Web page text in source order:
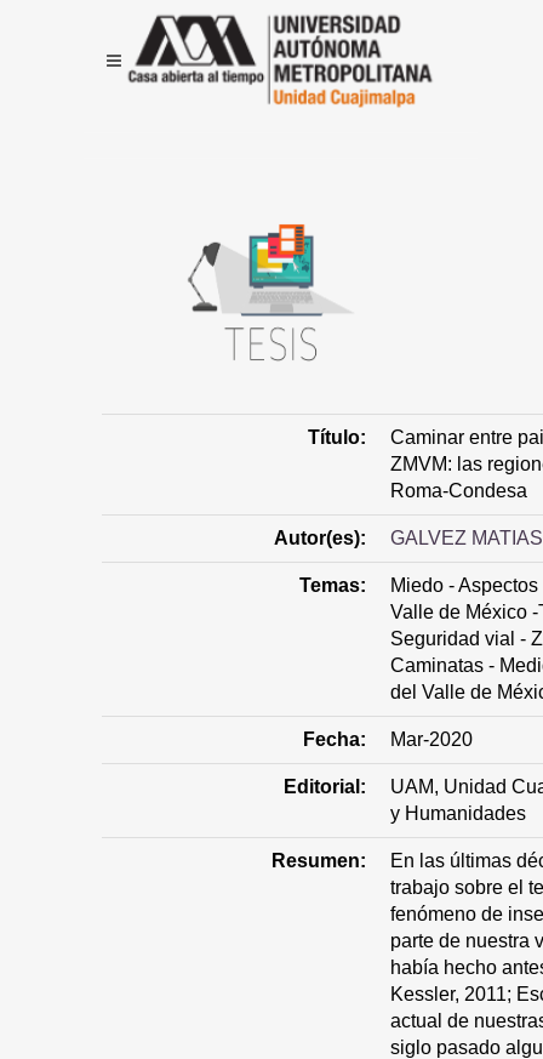
Título:
Caminar entre
ZMVM: las
Roma-Condesa
Autor(es): GALVEZ
Temas:
Miedo -
Valle de México
Seguridad vial -
Caminatas -
del Valle de
Fecha: Mar-2020
Editorial:
UAM, Unidad
y Humanidades
Resumen:
En las últimas
trabajo sobre el
fenómeno de
parte de nuestra
había hecho
Kessler, 2011;
actual de
siglo pasado